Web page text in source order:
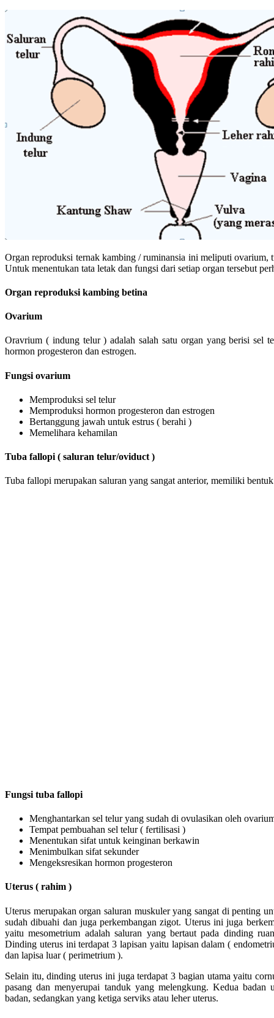
Organ reproduksi ternak kambing / ruminansia ini meliputi ovarium,
Untuk menentukan tata letak dan fungsi dari setiap organ tersebut
Organ reproduksi kambing betina
Ovarium
Oravrium ( indung telur ) adalah salah satu organ yang berisi sel
hormon progesteron dan estrogen.
Fungsi ovarium
Memproduksi sel telur
Memproduksi hormon progesteron dan estrogen
Bertanggung jawah untuk estrus ( berahi )
Memelihara kehamilan
Tuba fallopi ( saluran telur/oviduct )
Tuba fallopi merupakan saluran yang sangat anterior, memiliki
Fungsi tuba fallopi
Menghantarkan sel telur yang sudah di ovulasikan oleh
Tempat pembuahan sel telur ( fertilisasi )
Menentukan sifat untuk keinginan berkawin
Menimbulkan sifat sekunder
Mengeksresikan hormon progesteron
Uterus ( rahim )
Uterus merupakan organ saluran muskuler yang sangat di penting
sudah dibuahi dan juga perkembangan zigot. Uterus ini juga
yaitu mesometrium adalah saluran yang bertaut pada dinding
Dinding uterus ini terdapat 3 lapisan yaitu lapisan dalam (
dan lapisa luar ( perimetrium ).
Selain itu, dinding uterus ini juga terdapat 3 bagian utama yaitu
pasang dan menyerupai tanduk yang melengkung. Kedua
badan, sedangkan yang ketiga serviks atau leher uterus.